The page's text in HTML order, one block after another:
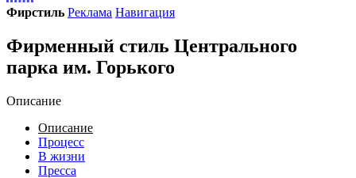
Фирстиль Реклама Навигация
Фирменный стиль Центрального
парка им. Горького
Описание
Описание
Процесс
В жизни
Пресса